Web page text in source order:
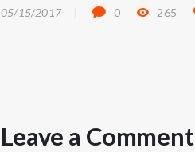
05/15/2017 0 265
Leave a Comment